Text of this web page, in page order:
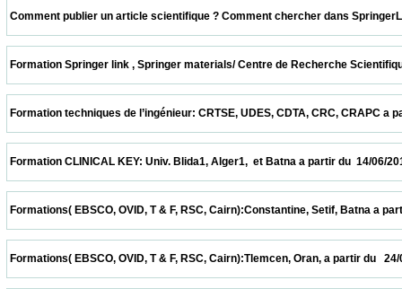
Comment publier un article scientifique ? Comment chercher dans
Formation Springer link , Springer materials/ Centre de Recherche
Formation techniques de l’ingénieur: CRTSE, UDES, CDTA, CRC,
Formation CLINICAL KEY: Univ. Blida1, Alger1,  et Batna a partir
Formations( EBSCO, OVID, T & F, RSC, Cairn):Constantine, Setif,
Formations( EBSCO, OVID, T & F, RSC, Cairn):Tlemcen, Oran, a